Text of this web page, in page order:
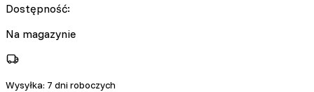
Dostępność:
Na magazynie
Wysyłka: 7 dni roboczych